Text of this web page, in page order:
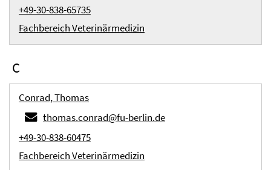
+49-30-838-65735
Fachbereich Veterinärmedizin
C
Conrad, Thomas
thomas.conrad@fu-berlin.de
+49-30-838-60475
Fachbereich Veterinärmedizin